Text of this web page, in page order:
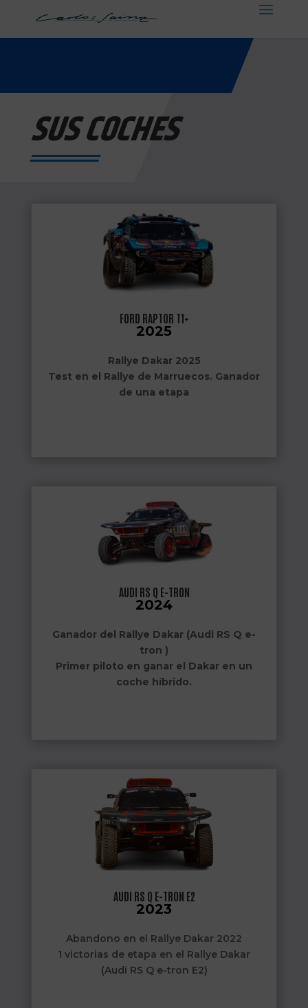
SUS COCHES
FORD RAPTOR T1+
2025
Rallye Dakar 2025
Test en el Rallye de Marruecos. Ganador
de una etapa
AUDI RS Q E-TRON
2024
Ganador del Rallye Dakar (Audi RS Q e-
tron )
Primer piloto en ganar el Dakar en un
coche híbrido.
AUDI RS Q E-TRON E2
2023
Abandono en el Rallye Dakar 2022
1 victorias de etapa en el Rallye Dakar
(Audi RS Q e-tron E2)